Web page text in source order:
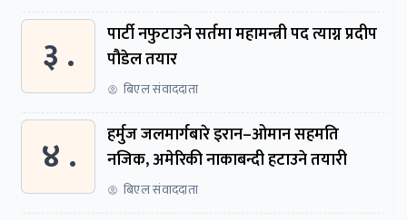
३ .
पार्टी नफुटाउने सर्तमा महामन्त्री पद त्याग्न प्रदीप
पौडेल तयार
बिएल संवाददाता
४ .
हर्मुज जलमार्गबारे इरान–ओमान सहमति
नजिक, अमेरिकी नाकाबन्दी हटाउने तयारी
बिएल संवाददाता